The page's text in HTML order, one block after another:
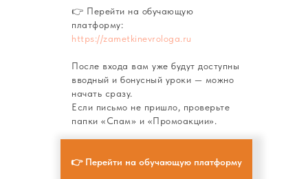
👉 Перейти на обучающую
платформу:
https://zametkinevrologa.ru
После входа вам уже будут доступны
вводный и бонусный уроки — можно
начать сразу.
Если письмо не пришло, проверьте
папки «Спам» и «Промоакции».
👉 Перейти на обучающую платформу